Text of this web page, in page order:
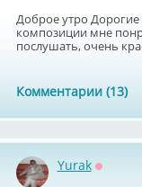
Доброе утро Дорогие
композиции мне
послушать, очень
Комментарии (13)
Yurak